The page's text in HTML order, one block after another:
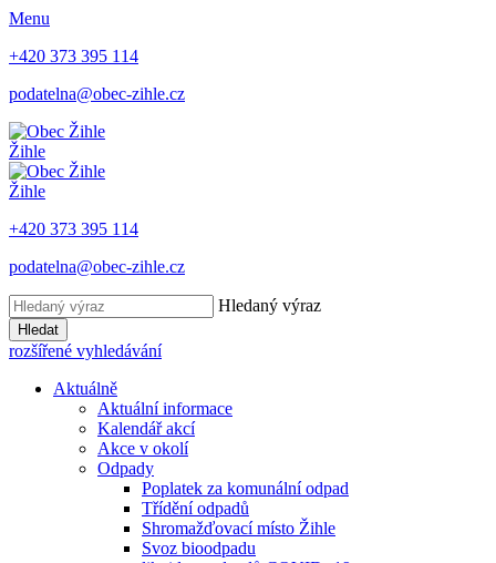
Menu
+420 373 395 114
podatelna@obec-zihle.cz
Žihle
Žihle
+420 373 395 114
podatelna@obec-zihle.cz
Hledaný výraz
Hledat
rozšířené vyhledávání
Aktuálně
Aktuální informace
Kalendář akcí
Akce v okolí
Odpady
Poplatek za komunální odpad
Třídění odpadů
Shromažďovací místo Žihle
Svoz bioodpadu